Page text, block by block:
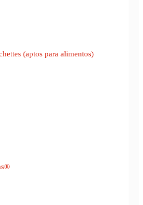
(aptos para alimentos)